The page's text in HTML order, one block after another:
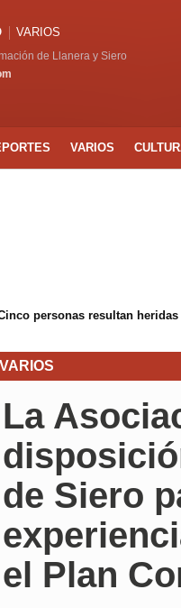
VARIOS
de Llanera y Siero
VARIOS
personas resultan heridas
VARIOS
La
de Siero
el Plan